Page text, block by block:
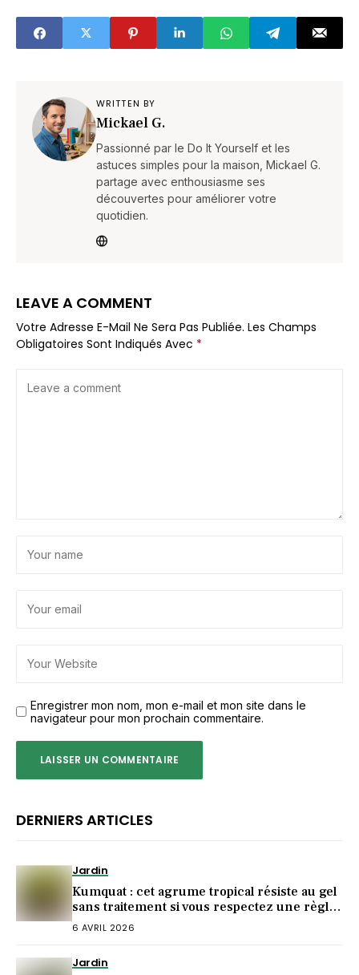
tout l'été
maintenant
WRITTEN BY
Mickael G.
Passionné par le Do It Yourself et les
astuces simples pour la maison, Mickael G.
partage avec enthousiasme ses
découvertes pour améliorer votre
quotidien.
LEAVE A COMMENT
Votre Adresse E-Mail Ne Sera Pas Publiée. Les Champs
Obligatoires Sont Indiqués Avec *
Enregistrer mon nom, mon e-mail et mon site dans le
navigateur pour mon prochain commentaire.
DERNIERS ARTICLES
Jardin
Kumquat : cet agrume tropical résiste au gel
sans traitement si vous respectez une règle
de plantation
6 AVRIL 2026
Jardin